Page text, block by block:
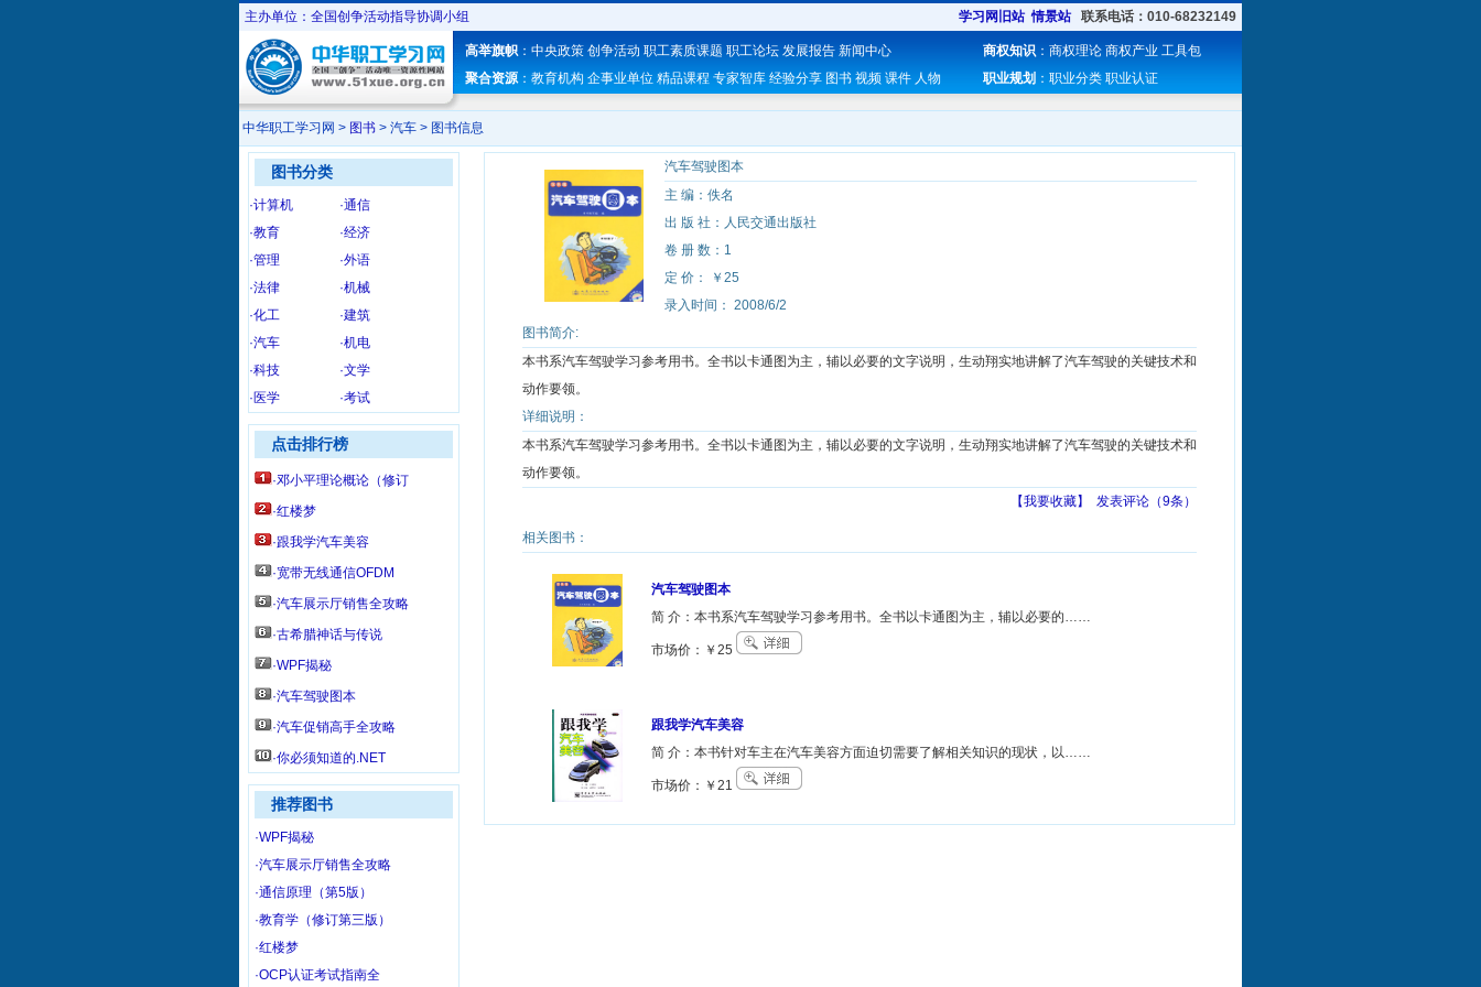
学习网旧站 情景站 联系电话：010-68232149
主办单位：全国创争活动指导协调小组
商权知识 ： 商权理论 商权产业 工具包
高举旗帜 ： 中央政策 创争活动 职工素质课题 职工论坛 发展报告 新闻中心
职业规划 ： 职业分类 职业认证
聚合资源： 教育机构 企事业单位 精品课程 专家智库 经验分享 图书 视频 课件 人物
中华职工学习网 > 图书 > 汽车 > 图书信息
图书分类
·计算机
·通信
·教育
·经济
·管理
·外语
·法律
·机械
·化工
·建筑
·汽车
·机电
·科技
·文学
·医学
·考试
点击排行榜
·邓小平理论概论（修订
·红楼梦
·跟我学汽车美容
·宽带无线通信OFDM
·汽车展示厅销售全攻略
·古希腊神话与传说
·WPF揭秘
·汽车驾驶图本
·汽车促销高手全攻略
·你必须知道的.NET
推荐图书
·WPF揭秘
·汽车展示厅销售全攻略
·通信原理（第5版）
·教育学（修订第三版）
·红楼梦
·OCP认证考试指南全
汽车驾驶图本
主 编：佚名
出 版 社：人民交通出版社
卷 册 数：1
定 价： ￥25
录入时间： 2008/6/2
图书简介:
本书系汽车驾驶学习参考用书。全书以卡通图为主，辅以必要的文字说明，生动翔实地讲解了汽车驾驶的关键技术和
动作要领。
详细说明：
本书系汽车驾驶学习参考用书。全书以卡通图为主，辅以必要的文字说明，生动翔实地讲解了汽车驾驶的关键技术和
动作要领。
【我要收藏】
发表评论（9条）
相关图书：
汽车驾驶图本
简 介：本书系汽车驾驶学习参考用书。全书以卡通图为主，辅以必要的……
市场价：￥25
跟我学汽车美容
简 介：本书针对车主在汽车美容方面迫切需要了解相关知识的现状，以……
市场价：￥21